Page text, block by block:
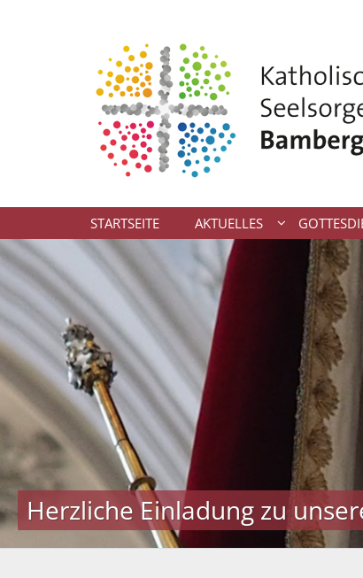
STARTSEITE AKTUELLES
Herzliche Einladung zu